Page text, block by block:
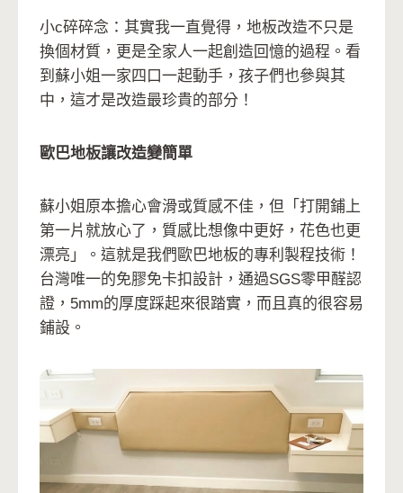
小c碎碎念：其實我一直覺得，地板改造不只是
換個材質，更是全家人一起創造回憶的過程。看
到蘇小姐一家四口一起動手，孩子們也參與其
中，這才是改造最珍貴的部分！
歐巴地板讓改造變簡單
蘇小姐原本擔心會滑或質感不佳，但「打開鋪上
第一片就放心了，質感比想像中更好，花色也更
漂亮」。這就是我們歐巴地板的專利製程技術！
台灣唯一的免膠免卡扣設計，通過SGS零甲醛認
證，5mm的厚度踩起來很踏實，而且真的很容易
鋪設。